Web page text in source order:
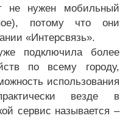
не нужен мобильный
потому что они
«Интерсвязь».
подключила более
по всему городу,
использования
везде в
сервис называется –